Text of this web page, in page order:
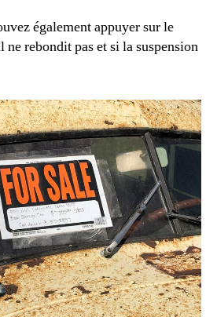
également appuyer sur le
rebondit pas et si la suspension